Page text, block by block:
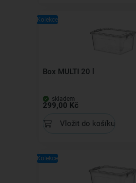
Kolekce
Box MULTI 20 l
skladem
299,00 Kč
Vložit do košíku
Kolekce